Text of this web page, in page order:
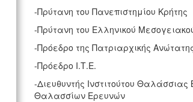
-Πρύτανη του Πανεπιστημίου Κρήτης
-Πρύτανη του Ελληνικού
-Πρόεδρο της Πατριαρχικής
-Πρόεδρο Ι.Τ.Ε.
-Διευθυντής Ινστιτούτου
Θαλασσίων Ερευνών